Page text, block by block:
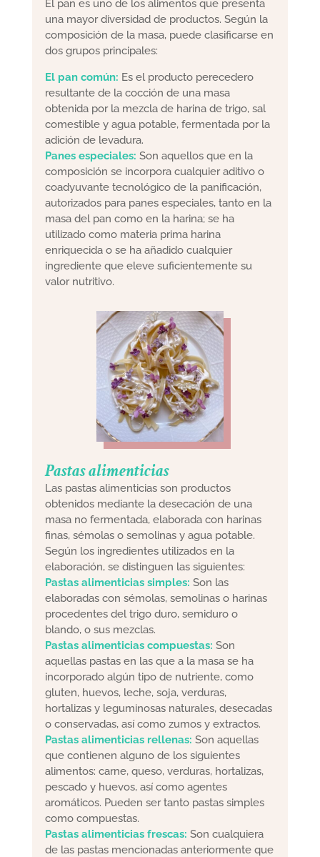
El pan es uno de los alimentos que presenta
una mayor diversidad de productos. Según la
composición de la masa, puede clasificarse en
dos grupos principales:
El pan común: Es el producto perecedero
resultante de la cocción de una masa
obtenida por la mezcla de harina de trigo, sal
comestible y agua potable, fermentada por la
adición de levadura.
Panes especiales: Son aquellos que en la
composición se incorpora cualquier aditivo o
coadyuvante tecnológico de la panificación,
autorizados para panes especiales, tanto en la
masa del pan como en la harina; se ha
utilizado como materia prima harina
enriquecida o se ha añadido cualquier
ingrediente que eleve suficientemente su
valor nutritivo.
Pastas alimenticias
Las pastas alimenticias son productos
obtenidos mediante la desecación de una
masa no fermentada, elaborada con harinas
finas, sémolas o semolinas y agua potable.
Según los ingredientes utilizados en la
elaboración, se distinguen las siguientes:
Pastas alimenticias simples: Son las
elaboradas con sémolas, semolinas o harinas
procedentes del trigo duro, semiduro o
blando, o sus mezclas.
Pastas alimenticias compuestas: Son
aquellas pastas en las que a la masa se ha
incorporado algún tipo de nutriente, como
gluten, huevos, leche, soja, verduras,
hortalizas y leguminosas naturales, desecadas
o conservadas, así como zumos y extractos.
Pastas alimenticias rellenas: Son aquellas
que contienen alguno de los siguientes
alimentos: carne, queso, verduras, hortalizas,
pescado y huevos, así como agentes
aromáticos. Pueden ser tanto pastas simples
como compuestas.
Pastas alimenticias frescas: Son cualquiera
de las pastas mencionadas anteriormente que